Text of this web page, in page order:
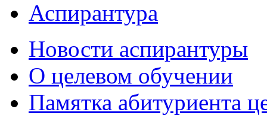
Аспирантура
Новости аспирантуры
О целевом обучении
Памятка абитуриента